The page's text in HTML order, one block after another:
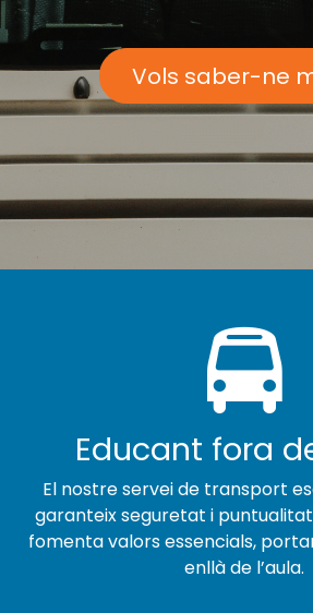
Vols saber-ne
Educant fora
El nostre servei de transport
garanteix seguretat i
fomenta valors essencials,
enllà de l’aula.